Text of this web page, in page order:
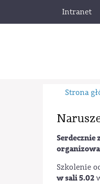
Intranet
Strona
Serdecznie
Szkolenie
w sali 5.02